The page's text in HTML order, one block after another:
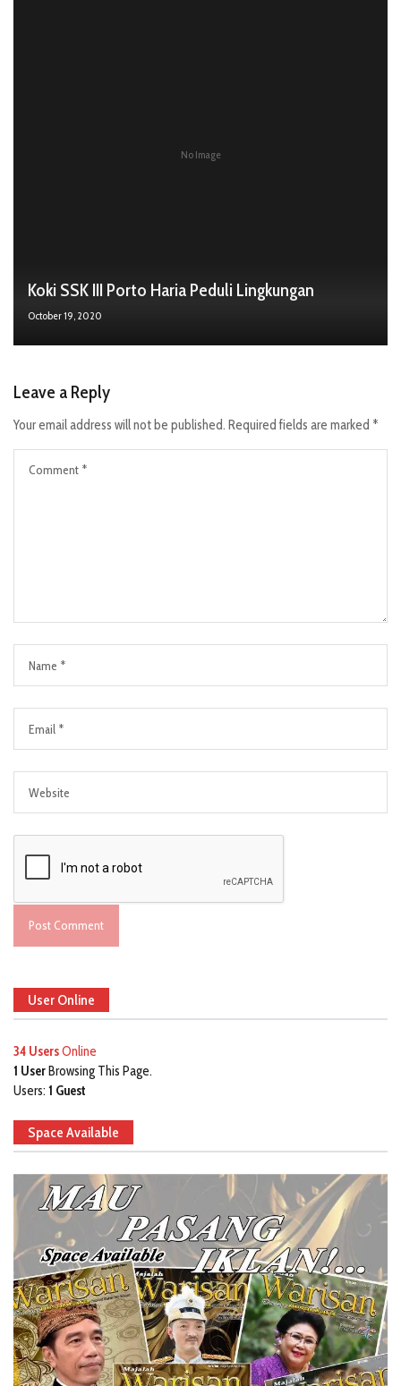
No Image
Koki SSK III Porto Haria Peduli Lingkungan
October 19, 2020
Leave a Reply
Your email address will not be published. Required fields are marked *
User Online
34 UsersOnline
1 User Browsing This Page.
Users: 1 Guest
Space Available